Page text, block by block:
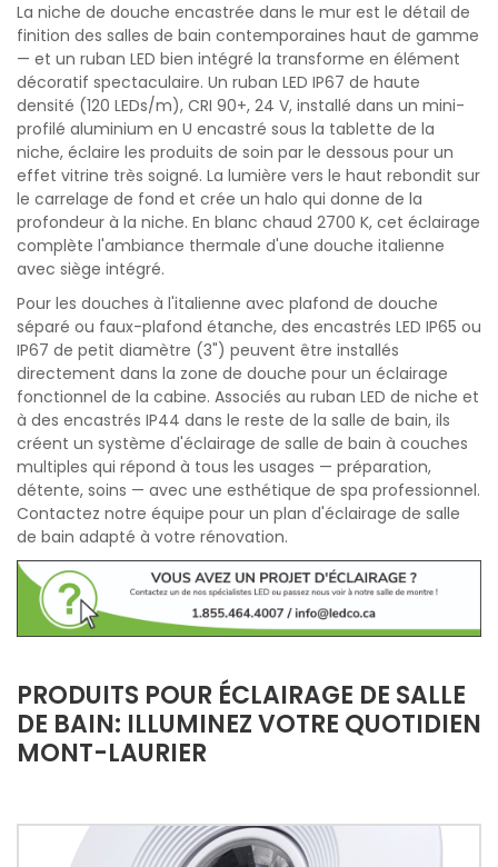
La niche de douche encastrée dans le mur est le détail de
finition des salles de bain contemporaines haut de gamme
— et un ruban LED bien intégré la transforme en élément
décoratif spectaculaire. Un ruban LED IP67 de haute
densité (120 LEDs/m), CRI 90+, 24 V, installé dans un mini-
profilé aluminium en U encastré sous la tablette de la
niche, éclaire les produits de soin par le dessous pour un
effet vitrine très soigné. La lumière vers le haut rebondit sur
le carrelage de fond et crée un halo qui donne de la
profondeur à la niche. En blanc chaud 2700 K, cet éclairage
complète l'ambiance thermale d'une douche italienne
avec siège intégré.
Pour les douches à l'italienne avec plafond de douche
séparé ou faux-plafond étanche, des encastrés LED IP65 ou
IP67 de petit diamètre (3") peuvent être installés
directement dans la zone de douche pour un éclairage
fonctionnel de la cabine. Associés au ruban LED de niche et
à des encastrés IP44 dans le reste de la salle de bain, ils
créent un système d'éclairage de salle de bain à couches
multiples qui répond à tous les usages — préparation,
détente, soins — avec une esthétique de spa professionnel.
Contactez notre équipe pour un plan d'éclairage de salle
de bain adapté à votre rénovation.
PRODUITS POUR ÉCLAIRAGE DE SALLE
DE BAIN: ILLUMINEZ VOTRE QUOTIDIEN
MONT-LAURIER